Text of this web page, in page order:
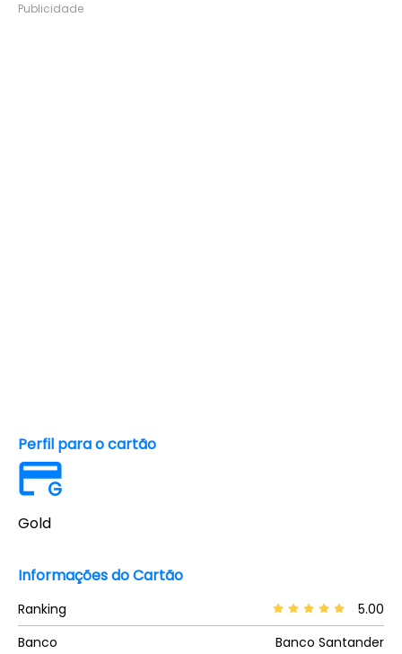
Publicidade
Perfil para o cartão
G
Gold
Informações do Cartão
Ranking
5.00
Banco
Banco Santander